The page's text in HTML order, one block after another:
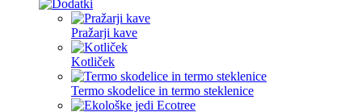
Pražarji kave
Kotliček
Termo skodelice in termo steklenice